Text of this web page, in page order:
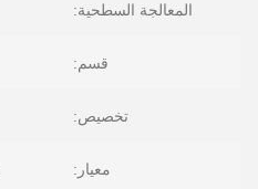
المعالجة السطحية:
قسم:
تخصيص:
معيار: